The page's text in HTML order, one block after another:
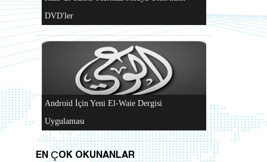
Al-Raya Gazetesi Yeniden Yayında
Hizb-ut Tahrir Merkezi Medya Ofisi'nden
DVD'ler
EN ÇOK OKUNANLAR